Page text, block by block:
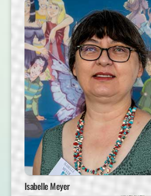
Isabelle Meyer